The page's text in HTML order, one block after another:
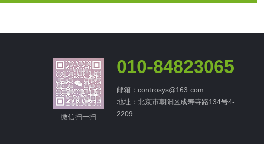
微信扫一扫
010-84823065
邮箱：controsys@163.com
地址：北京市朝阳区成寿寺路134号4-
2209